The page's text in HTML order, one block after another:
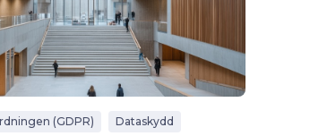
(GDPR) Dataskydd